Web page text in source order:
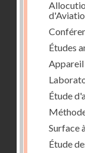
Études
Étude
Surface
Étude